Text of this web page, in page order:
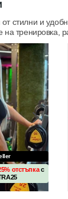
стилни и
на тренировка,
отстъпкас